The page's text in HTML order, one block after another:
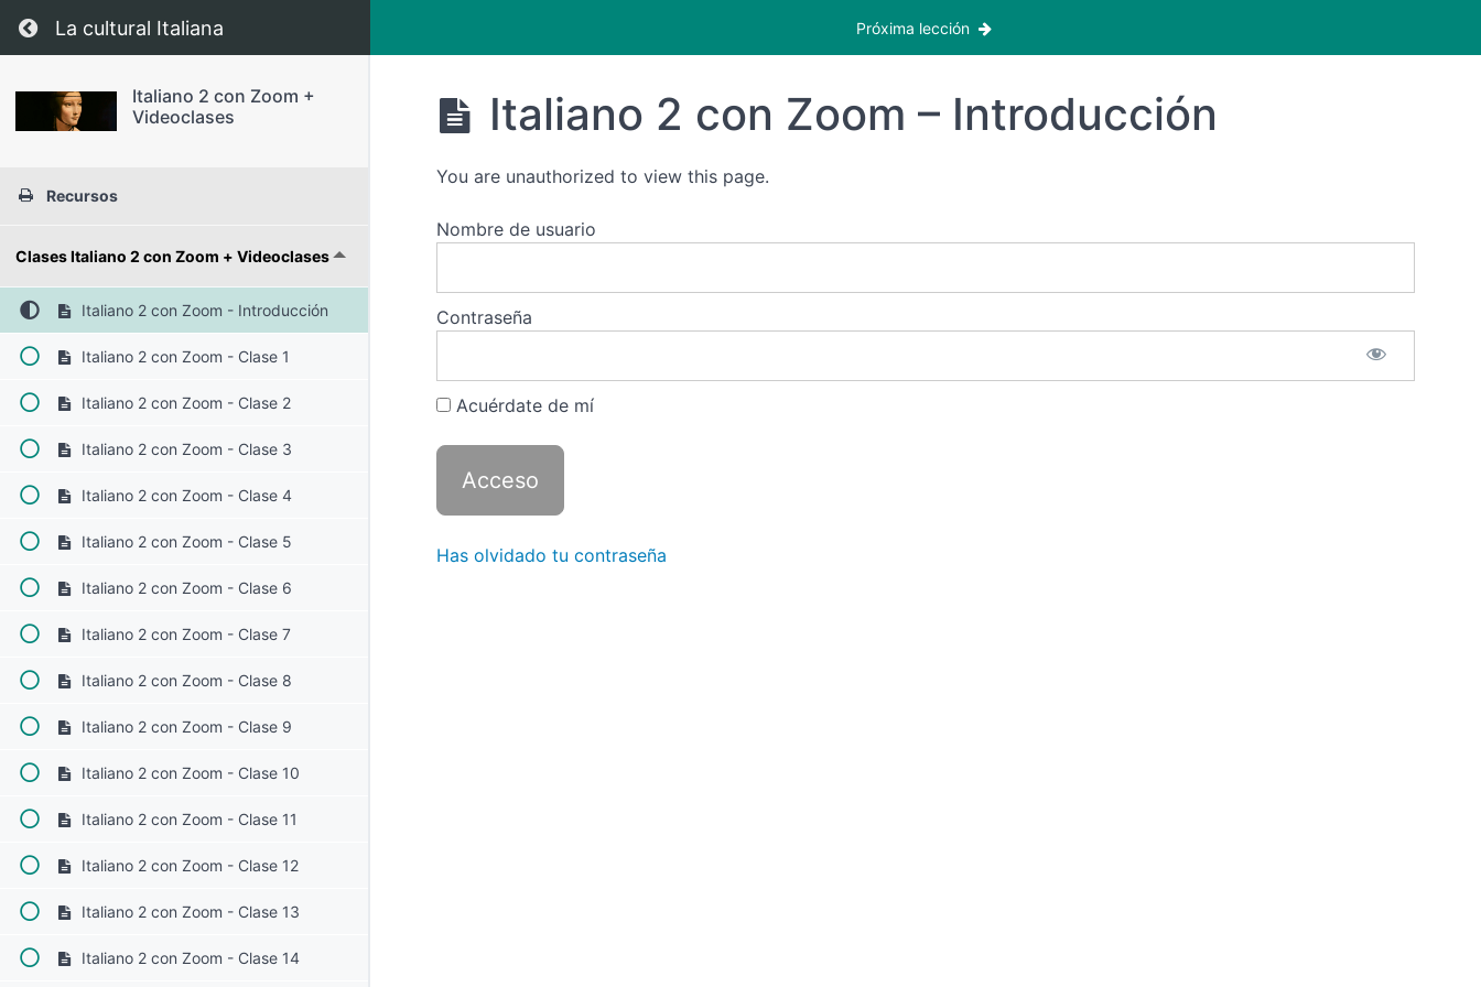
Regresar a curso: Italiano 2 con Zoom + Videoclases
La cultural Italiana Próxima lección
Italiano 2 con Zoom +
Videoclases
Recursos
Clases Italiano 2 con Zoom + Videoclases
Italiano 2 con Zoom - Introducción
Italiano 2 con Zoom - Clase 1
Italiano 2 con Zoom - Clase 2
Italiano 2 con Zoom - Clase 3
Italiano 2 con Zoom - Clase 4
Italiano 2 con Zoom - Clase 5
Italiano 2 con Zoom - Clase 6
Italiano 2 con Zoom - Clase 7
Italiano 2 con Zoom - Clase 8
Italiano 2 con Zoom - Clase 9
Italiano 2 con Zoom - Clase 10
Italiano 2 con Zoom - Clase 11
Italiano 2 con Zoom - Clase 12
Italiano 2 con Zoom - Clase 13
Italiano 2 con Zoom - Clase 14
Italiano 2 con Zoom – Introducción
You are unauthorized to view this page.
Nombre de usuario
Contraseña
Acuérdate de mí
Has olvidado tu contraseña